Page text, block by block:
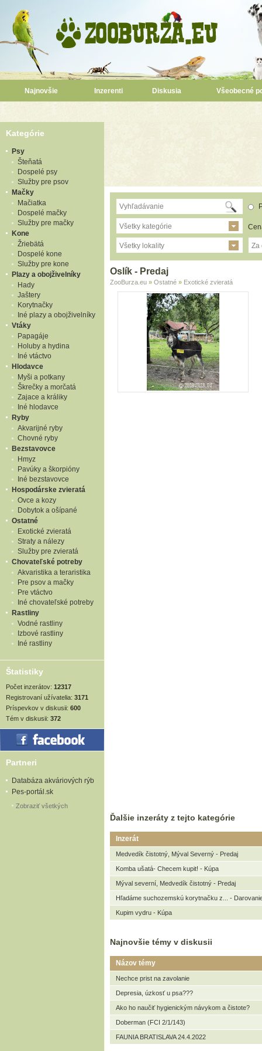
Najnovšie Inzerenti Diskusia Všeobecné
Kategórie
Psy
Šteňatá
Dospelé psy
Služby pre psov
Mačky
Mačiatka
Dospelé mačky
Služby pre mačky
Kone
Žriebätá
Dospelé kone
Služby pre kone
Plazy a obojživelníky
Hady
Jaštery
Korytnačky
Iné plazy a obojživelníky
Vtáky
Papagáje
Holuby a hydina
Iné vtáctvo
Hlodavce
Myši a potkany
Škrečky a morčatá
Zajace a králiky
Iné hlodavce
Ryby
Akvarijné ryby
Chovné ryby
Bezstavovce
Hmyz
Pavúky a škorpióny
Iné bezstavovce
Hospodárske zvieratá
Ovce a kozy
Dobytok a ošípané
Ostatné
Exotické zvieratá
Straty a nálezy
Služby pre zvieratá
Chovateľské potreby
Akvaristika a teraristika
Pre psov a mačky
Pre vtáctvo
Iné chovateľské potreby
Rastliny
Vodné rastliny
Izbové rastliny
Iné rastliny
Štatistiky
Počet inzerátov: 12317
Registrovaní užívatelia: 3171
Príspevkov v diskusii: 600
Tém v diskusii: 372
Partneri
Databáza akváriových rýb
Pes-portál.sk
Zobraziť všetkých
Všetky kategórie
Všetky lokality Za
Oslík - Predaj
ZooBurza.eu » Ostatné » Exotické zvieratá
Ďalšie inzeráty z tejto kategórie
Inzerát
Medvedík čistotný, Mýval Severný - Predaj
Komba ušatá- Checem kupit! - Kúpa
Mýval severní, Medvedík čistotný - Predaj
Hľadáme suchozemskú korytnačku z... -
Kupim vydru - Kúpa
Najnovšie témy v diskusii
Názov témy
Nechce prist na zavolanie
Depresia, úzkosť u psa???
Ako ho naučiť hygienickým návykom a čistote?
Doberman (FCI 2/1/143)
FAUNIA BRATISLAVA 24.4.2022